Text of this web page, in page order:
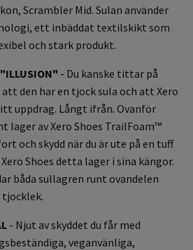
Scrambler Mid. Sulan använder
ett inbäddat textilskikt som
och stark produkt.
"ILLUSION" - Du kanske tittar på
den har en tjock sula och att Xero
uppdrag. Långt ifrån. Ovanför
av Xero Shoes TrailFoam™
och skydd när du är ute på en tuff
Shoes detta lager i sina kängor.
båda sullagren runt ovandelen
tjocklek.
- Njut av skyddet du får med
veganvänliga,